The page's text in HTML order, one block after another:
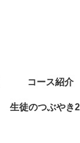
コース紹介
生徒のつぶやき